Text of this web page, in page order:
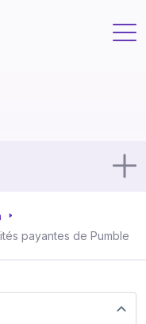
payantes de Pumble